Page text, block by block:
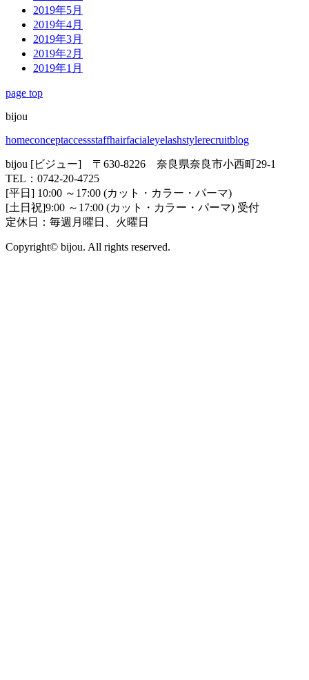
2019年5月
2019年4月
2019年3月
2019年2月
2019年1月
page top
bijou
homeconceptaccessstaffhairfacialeyelashstylerecruitblog
bijou [ビジュー] 〒630-8226 奈良県奈良市小西町29-1
TEL：0742-20-4725
[平日] 10:00 ～17:00 (カット・カラー・パーマ)
[土日祝]9:00 ～17:00 (カット・カラー・パーマ) 受付
定休日：毎週月曜日、火曜日
Copyright© bijou. All rights reserved.